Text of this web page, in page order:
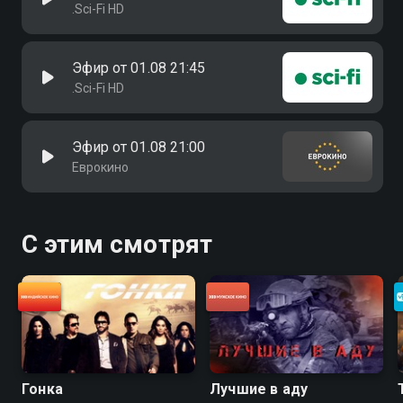
.Sci-Fi HD
Эфир от 01.08 21:45
.Sci-Fi HD
Эфир от 01.08 21:00
Еврокино
С этим смотрят
Гонка Лучшие в аду